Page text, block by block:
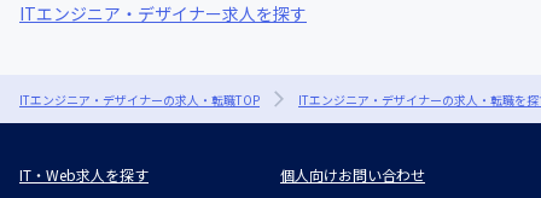
ITエンジニア・デザイナー求人を探す
ITエンジニア・デザイナーの求人・転職TOP ITエンジニア・デザイナーの求人・転職を
IT・Web求人を探す
個人向けお問い合わせ